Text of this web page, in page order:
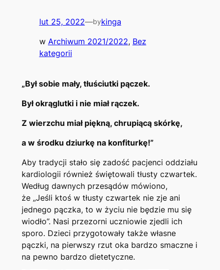
lut 25, 2022—bykinga
w Archiwum 2021/2022, Bez
kategorii
„Był sobie mały, tłuściutki pączek.
Był okrąglutki i nie miał rączek.
Z wierzchu miał piękną, chrupiącą skórkę,
a w środku dziurkę na konfiturkę!”
Aby tradycji stało się zadość pacjenci oddziału
kardiologii również świętowali tłusty czwartek.
Według dawnych przesądów mówiono,
że „Jeśli ktoś w tłusty czwartek nie zje ani
jednego pączka, to w życiu nie będzie mu się
wiodło”. Nasi przezorni uczniowie zjedli ich
sporo. Dzieci przygotowały także własne
pączki, na pierwszy rzut oka bardzo smaczne i
na pewno bardzo dietetyczne.